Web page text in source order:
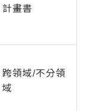
計畫書
跨領域/不分領
域